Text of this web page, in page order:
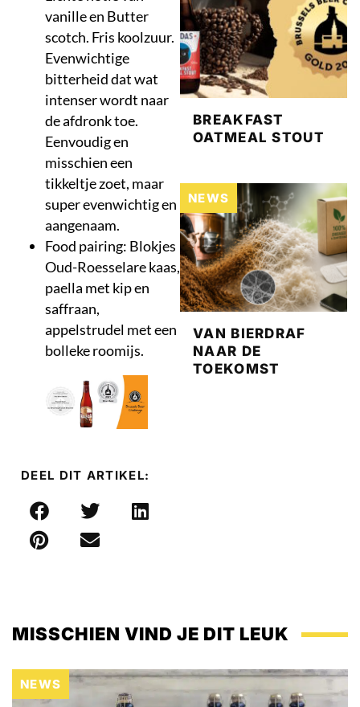
vanille en Butter
scotch. Fris koolzuur.
Evenwichtige
bitterheid dat wat
intenser wordt naar
de afdronk toe.
Eenvoudig en
misschien een
tikkeltje zoet, maar
super evenwichtig en
aangenaam.
Food pairing: Blokjes
Oud-Roesselare kaas,
paella met kip en
saffraan,
appelstrudel met een
bolleke roomijs.
DEEL DIT ARTIKEL:
BREAKFAST
OATMEAL STOUT
NEWS
VAN BIERDRAF
NAAR DE
TOEKOMST
MISSCHIEN VIND JE DIT LEUK
NEWS